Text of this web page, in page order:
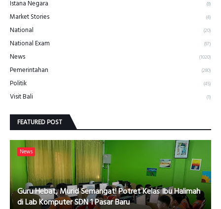
Istana Negara (8)
Market Stories (4)
National (20)
National Exam (97)
News (1020)
Pemerintahan (280)
Politik (45)
Visit Bali (1)
FEATURED POST
News
Guru Hebat, Murid Semangat! Potret Kelas Ibu Halimah
di Lab Komputer SDN 1 Pasar Baru